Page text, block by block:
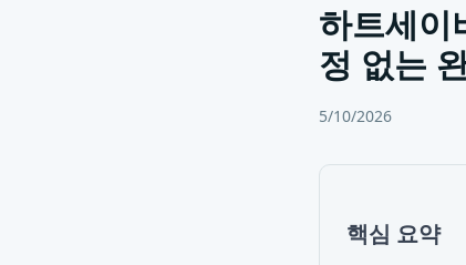
하트세이
정 없는
5/10/2026
핵심 요약